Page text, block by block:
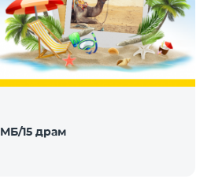
систему. Нам
масштабируемая
пр
15 драм